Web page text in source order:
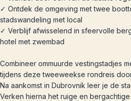
✓ Ontdek de omgeving met twee
stadswandeling met local
✓ Verblijf afwisselend in sfeervolle
hotel met zwembad
Combineer ommuurde vestingstadjes
tijdens deze tweeweekse rondreis
Na aankomst in Dubrovnik leer je de
Verken hierna het ruige en